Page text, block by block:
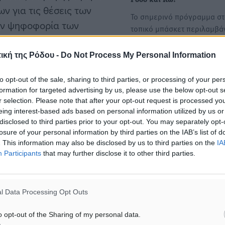
της Ρόδου - Do Not Process My Personal Information
opt-out of the sale, sharing to third parties, or processing of your
for targeted advertising by us, please use the below opt-out
selection. Please note that after your opt-out request is processed
interest-based ads based on personal information utilized by us
to third parties prior to your opt-out. You may separately
of your personal information by third parties on the IAB’s list of
This information may also be disclosed by us to third parties on the
Participants that may further disclose it to other third parties.
Data Processing Opt Outs
opt-out of the Sharing of my personal data.
τις θέσεις των
ψηφοφορία των
τρίτος στην
μαζί με τον Φρανκ
παίκτες του
GBL και πρώτευσε
Στην ψηφοφορία του
(554), ενώ
Τόμας
το 41,46% (17 ψήφοι)
Το σημερινό πρόγραμμα
τοπικό μπάσκετ
πέντε παιχνίδια, εκ των